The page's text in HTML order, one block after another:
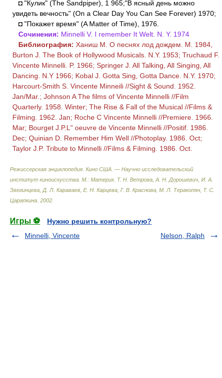
◘ "Кулик" (The Sandpiper), 1 965;"B ясный день можно
увидеть вечность" (On a Clear Day You Can See Forever) 1970;
◘ "Покажет время" (A Matter of Time), 1976.
Сочинения: Minnelli V. I remember It Welt. N. Y. 1974
Библиография: Ханиш M. О песнях лод дождем. М. 1984,
Burton J. The Book of Hollywood Musicals. N.Y. 1953; Truchaud F.
Vincente Minnelli. P. 1966; Springer J. All Talking, All Singing, All
Dancing. N.Y 1966; Kobal J. Gotta Sing, Gotta Dance. N.Y. 1970;
Harcourt-Smith S. Vincente Minneili //Sight & Sound. 1952.
Jan/Mar.; Johnson A The films of Vincente Minnelli //Film
Quarterly. 1958. Winter; The Rise & Fall of the Musical //Films &
Filming. 1962. Jan; Roche С Vincente Minnelli //Premiere. 1966.
Mar; Bourget J.P.L" oeuvre de Vincente Minnelli //Positif. 1986.
Dec; Quinian D. Remember Him Well //Photoplay. 1986. Oct;
Taylor J.P. Tribute to Minnelli //Films & Filming. 1986. Oct.
Режиссерская энциклопедия. Кино США. — Научно исследовательский
институт киноискусства. М.: Материк. Т. Н. Ветрова, А. Н. Дорошевич, И. А.
Звегинцева, Д. Л. Караваев, Е. Н. Карцева, Г. В. Краснова, М. Л. Теракопян, Т. С.
Царапкина 2002
Игры ⚽
Нужно решить контрольную?
Minnelli, Vincente
Nelson, Ralph